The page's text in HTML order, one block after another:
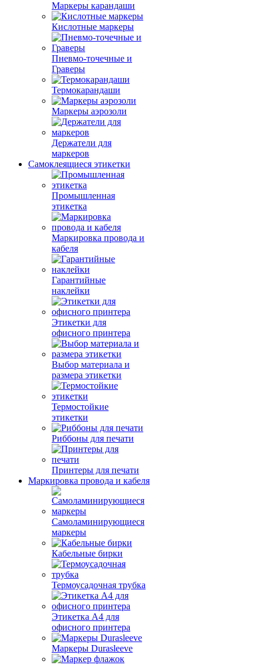
Маркеры карандаши
Кислотные маркеры
Пневмо-точечные и
Граверы
Термокарандаши
Маркеры аэрозоли
Держатели для
маркеров
Самоклеящиеся этикетки
Промышленная
этикетка
Маркировка провода и
кабеля
Гарантийные
наклейки
Этикетки для
офисного принтера
Выбор материала и
размера этикетки
Термостойкие
этикетки
Риббоны для печати
Принтеры для печати
Маркировка провода и кабеля
Самоламинирующиеся
маркеры
Кабельные бирки
Термоусадочная трубка
Этикетка А4 для
офисного принтера
Маркеры Durasleeve